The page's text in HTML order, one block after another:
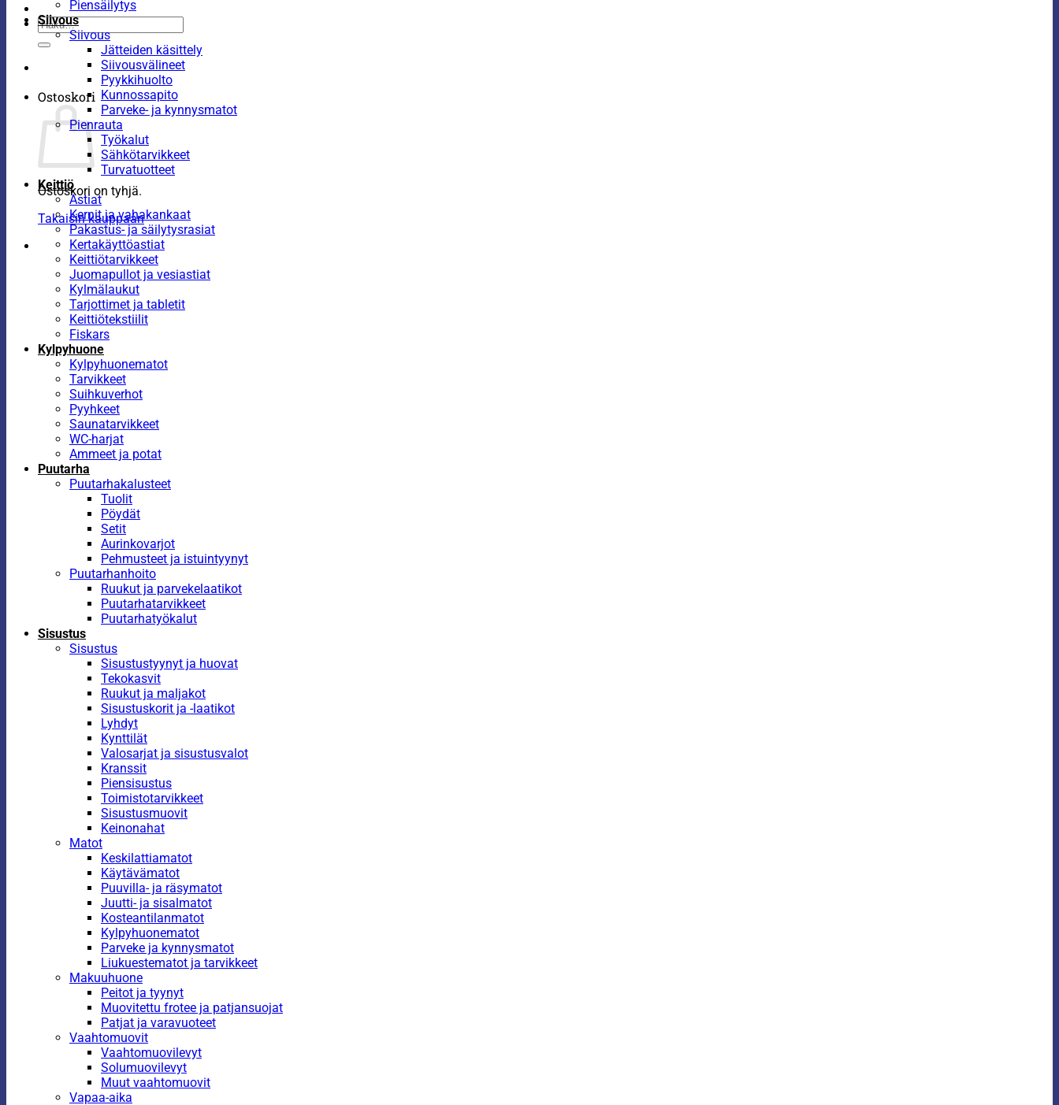
Etsi:
Ostoskori
Ostoskori on tyhjä.
Takaisin kauppaan
Piensäilytys
Siivous
Siivous
Jätteiden käsittely
Siivousvälineet
Pyykkihuolto
Kunnossapito
Parveke- ja kynnysmatot
Pienrauta
Työkalut
Sähkötarvikkeet
Turvatuotteet
Keittiö
Astiat
Kernit ja vahakankaat
Pakastus- ja säilytysrasiat
Kertakäyttöastiat
Keittiötarvikkeet
Juomapullot ja vesiastiat
Kylmälaukut
Tarjottimet ja tabletit
Keittiötekstiilit
Fiskars
Kylpyhuone
Kylpyhuonematot
Tarvikkeet
Suihkuverhot
Pyyhkeet
Saunatarvikkeet
WC-harjat
Ammeet ja potat
Puutarha
Puutarhakalusteet
Tuolit
Pöydät
Setit
Aurinkovarjot
Pehmusteet ja istuintyynyt
Puutarhanhoito
Ruukut ja parvekelaatikot
Puutarhatarvikkeet
Puutarhatyökalut
Sisustus
Sisustus
Sisustustyynyt ja huovat
Tekokasvit
Ruukut ja maljakot
Sisustuskorit ja -laatikot
Lyhdyt
Kynttilät
Valosarjat ja sisustusvalot
Kranssit
Piensisustus
Toimistotarvikkeet
Sisustusmuovit
Keinonahat
Matot
Keskilattiamatot
Käytävämatot
Puuvilla- ja räsymatot
Juutti- ja sisalmatot
Kosteantilanmatot
Kylpyhuonematot
Parveke ja kynnysmatot
Liukuestematot ja tarvikkeet
Makuuhuone
Peitot ja tyynyt
Muovitettu frotee ja patjansuojat
Patjat ja varavuoteet
Vaahtomuovit
Vaahtomuovilevyt
Solumuovilevyt
Muut vaahtomuovit
Vapaa-aika